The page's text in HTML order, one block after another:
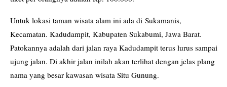
Untuk lokasi taman wisata alam ini ada di Sukamanis,
Kecamatan. Kadudampit, Kabupaten Sukabumi, Jawa Barat.
Patokannya adalah dari jalan raya Kadudampit terus lurus sampai
ujung jalan. Di akhir jalan inilah akan terlihat dengan jelas plang
nama yang besar kawasan wisata Situ Gunung.